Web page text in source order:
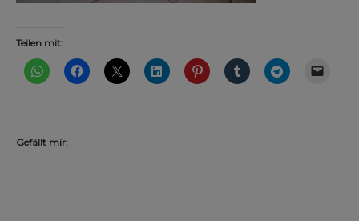
Teilen mit:
Gefällt mir: